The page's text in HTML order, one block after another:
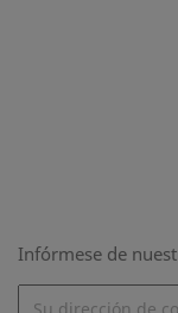
Infórmese de